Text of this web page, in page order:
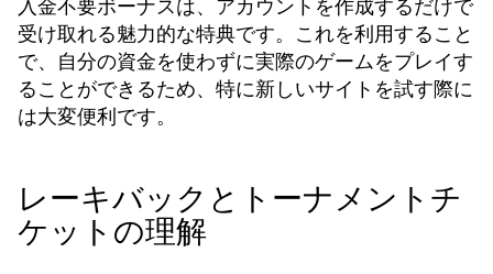
入金不要ボーナスは、アカウントを作成するだけで
受け取れる魅力的な特典です。これを利用すること
で、自分の資金を使わずに実際のゲームをプレイす
ることができるため、特に新しいサイトを試す際に
は大変便利です。
レーキバックとトーナメントチ
ケットの理解